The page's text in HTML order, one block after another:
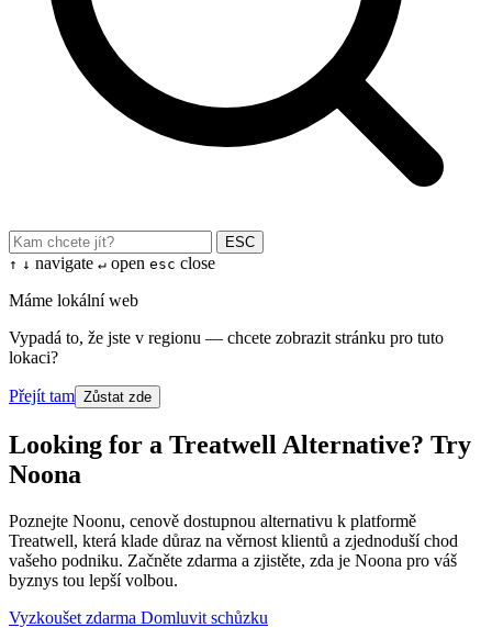
ESC
↑ ↓ navigate ↵ open esc close
Máme lokální web
Vypadá to, že jste v regionu — chcete zobrazit stránku pro tuto
lokaci?
Přejít tam Zůstat zde
Looking for a Treatwell Alternative? Try
Noona
Poznejte Noonu, cenově dostupnou alternativu k platformě
Treatwell, která klade důraz na věrnost klientů a zjednoduší chod
vašeho podniku. Začněte zdarma a zjistěte, zda je Noona pro váš
byznys tou lepší volbou.
Vyzkoušet zdarma Domluvit schůzku